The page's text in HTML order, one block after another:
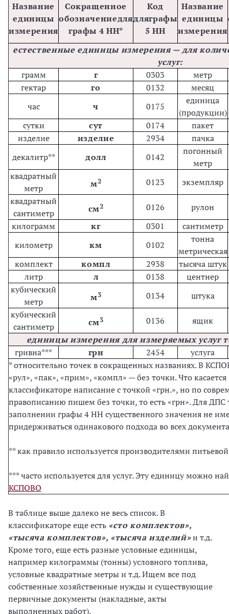
Название
единицы
измерения
Сокращенное
обозначениедля
графы 4 НН*
Код
дляграфы
5 НН
Название
единицы
измерения
естественные единицы измерения — для
услуг:
грамм
г 0303
метр
гектар
го 0132
месяц
час
ч 0175
единица
(продукции)
сутки
сут 0174
пакет
изделие
изделие 2934
пачка
декалитр**
долл 0142
погонный
метр
квадратный
метр
м2 0123
экземпляр
квадратный
сантиметр
см2 0126
рулон
килограмм
кг 0301
сантиметр
километр
км 0102
тонна
метрическая
комплект
компл 2938
тысяча штук
литр
л 0138
центнер
кубический
метр
м3 0134
штука
кубический
сантиметр
см3 0136
ящик
единицы измерения для измеряемых услуг
гривна***
грн 2454
услуга
* относительно точек в сокращенных названиях. В
«рул», «пак», «прим», «компл» — без точки. Что касается
классификаторе написание с точкой «грн.», но по
правописанию пишем без точки, то есть «грн». Для ДПС
заполнении графы 4 НН существенного значения не
придерживаться одинакового подхода во всех
** как правило используется производителями
*** часто используется для услуг. Эту единицу можно
КСПОВО
В таблицевыше далеко не весь список. В
классификаторе еще есть «сто комплектов»,
«тысяча комплектов», «тысяча изделий»и т.д.
Кроме того, еще есть разные условные единицы,
например килограммы (тонны) условного топлива,
условные квадратные метры и т.д. Ищем все под
собственные хозяйственные нужды и существующие
первичные документы (накладные, акты
выполненных работ).